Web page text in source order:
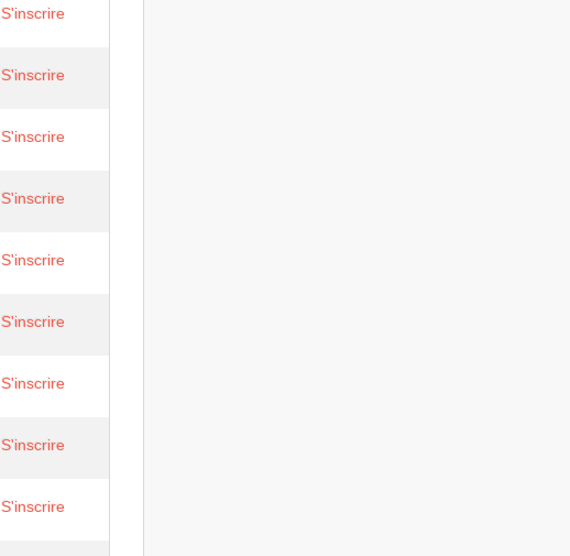
S'inscrire
S'inscrire
S'inscrire
S'inscrire
S'inscrire
S'inscrire
S'inscrire
S'inscrire
S'inscrire